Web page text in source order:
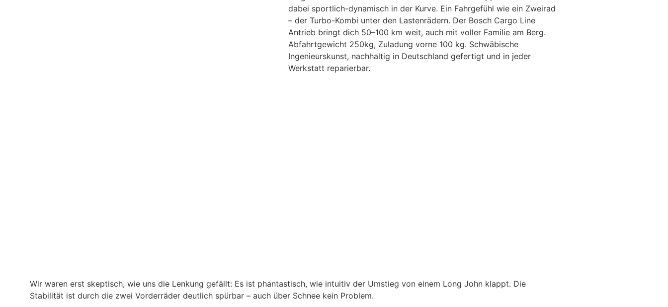
dabei sportlich-dynamisch in der Kurve. Ein Fahrgefühl wie ein Zweirad
– der Turbo-Kombi unter den Lastenrädern. Der Bosch Cargo Line
Antrieb bringt dich 50–100 km weit, auch mit voller Familie am Berg.
Abfahrtgewicht 250kg, Zuladung vorne 100 kg. Schwäbische
Ingenieurskunst, nachhaltig in Deutschland gefertigt und in jeder
Werkstatt reparierbar.
Wir waren erst skeptisch, wie uns die Lenkung gefällt: Es ist phantastisch, wie intuitiv der Umstieg von einem Long John klappt. Die
Stabilität ist durch die zwei Vorderräder deutlich spürbar – auch über Schnee kein Problem.